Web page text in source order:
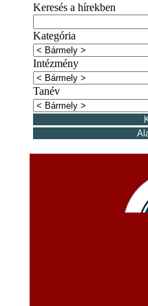
Keresés a hírekben
Kategória
Intézmény
Tanév